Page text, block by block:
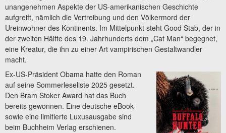
unangenehmen Aspekte der US-amerikanischen Geschichte
aufgreift, nämlich die Vertreibung und den Völkermord der
Ureinwohner des Kontinents. Im Mittelpunkt steht Good Stab, der in
der zweiten Hälfte des 19. Jahrhunderts dem „Cat Man“ begegnet,
eine Kreatur, die ihn zu einer Art vampirischen Gestaltwandler
macht.
Ex-US-Präsident Obama hatte den Roman
auf seine Sommerleseliste 2025 gesetzt.
Den Bram Stoker Award hat das Buch
bereits gewonnen. Eine deutsche eBook-
sowie eine limitierte Luxusausgabe sind
beim Buchheim Verlag erschienen.